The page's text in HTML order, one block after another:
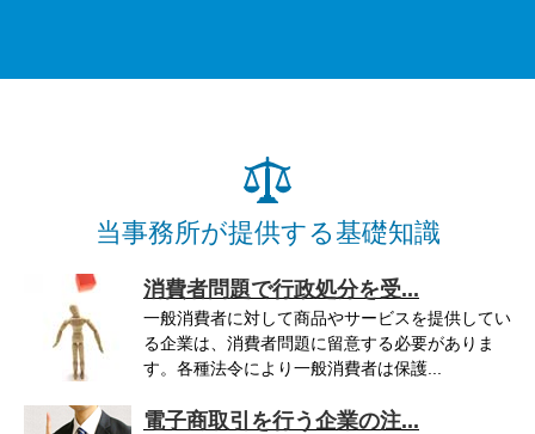
当事務所が提供する基礎知識
消費者問題で行政処分を受...
一般消費者に対して商品やサービスを提供してい
る企業は、消費者問題に留意する必要がありま
す。各種法令により一般消費者は保護...
電子商取引を行う企業の注...